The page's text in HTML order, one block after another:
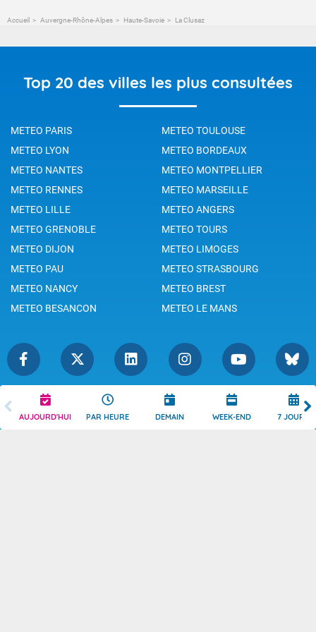
AUJOURD'HUI PAR HEURE DEMAIN WEEK-END 7 JOURS
Accueil Auvergne-Rhône-Alpes Haute-Savoie La Clusaz
Top 20 des villes les plus consultées
METEO PARIS
METEO TOULOUSE
METEO LYON
METEO BORDEAUX
METEO NANTES
METEO MONTPELLIER
METEO RENNES
METEO MARSEILLE
METEO LILLE
METEO ANGERS
METEO GRENOBLE
METEO TOURS
METEO DIJON
METEO LIMOGES
METEO PAU
METEO STRASBOURG
METEO NANCY
METEO BREST
METEO BESANCON
METEO LE MANS